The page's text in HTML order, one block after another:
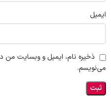
ایمیل
ذخیره نام، ایمیل و وبسایت من
می‌نویسم.